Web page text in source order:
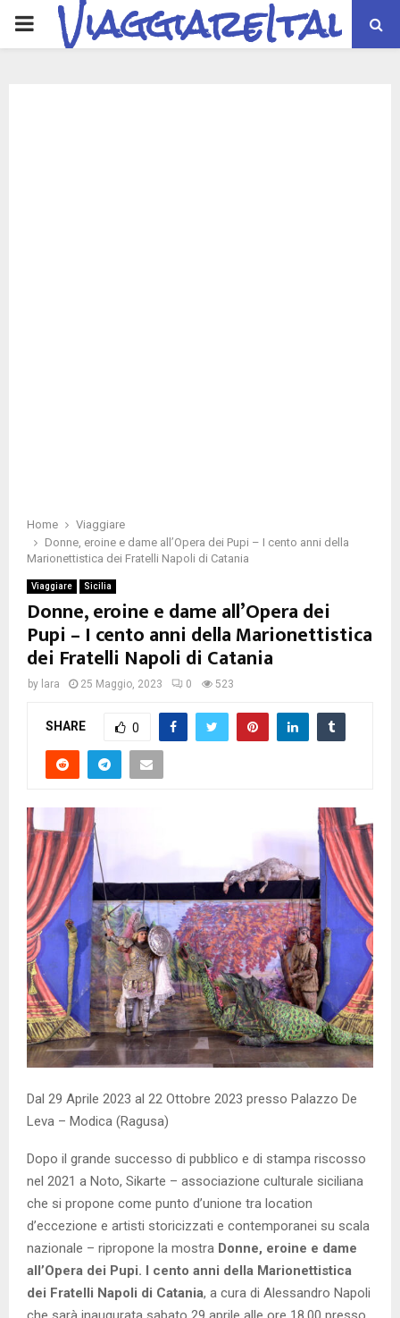
PRIMARYViaggiareItalia
Home
Viaggiare
Donne, eroine e dame all’Opera dei Pupi – I cento anni della
Marionettistica dei Fratelli Napoli di Catania
Viaggiare Sicilia
Donne, eroine e dame all’Opera dei
Pupi – I cento anni della Marionettistica
dei Fratelli Napoli di Catania
by lara 25 Maggio, 2023 0 523
SHARE 0
Dal 29 Aprile 2023 al 22 Ottobre 2023 presso Palazzo De
Leva – Modica (Ragusa)
Dopo il grande successo di pubblico e di stampa riscosso
nel 2021 a Noto, Sikarte – associazione culturale siciliana
che si propone come punto d’unione tra location
d’eccezione e artisti storicizzati e contemporanei su scala
nazionale – ripropone la mostra Donne, eroine e dame
all’Opera dei Pupi. I cento anni della Marionettistica
dei Fratelli Napoli di Catania, a cura di Alessandro Napoli